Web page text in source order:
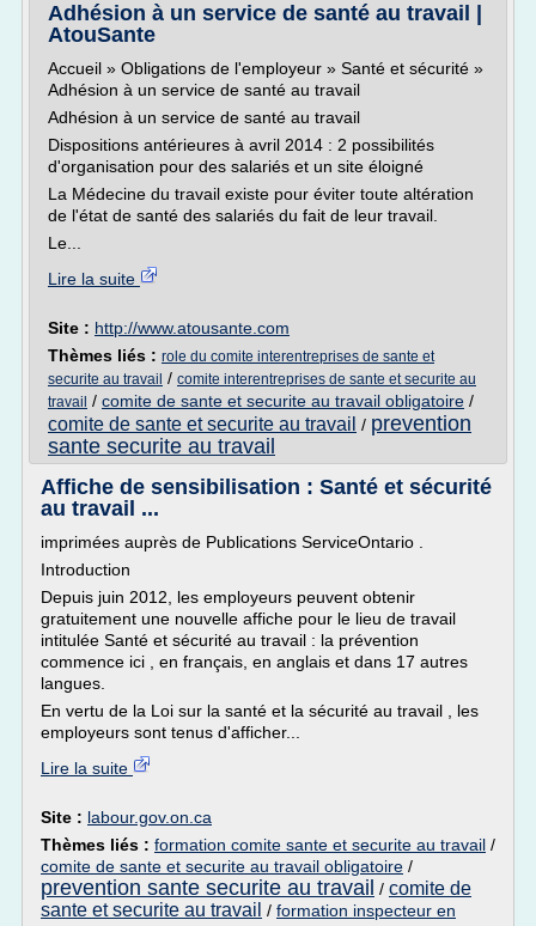
Adhésion à un service de santé au travail |
AtouSante
Accueil » Obligations de l'employeur » Santé et sécurité »
Adhésion à un service de santé au travail
Adhésion à un service de santé au travail
Dispositions antérieures à avril 2014 : 2 possibilités
d'organisation pour des salariés et un site éloigné
La Médecine du travail existe pour éviter toute altération
de l'état de santé des salariés du fait de leur travail.
Le...
Lire la suite
Site : http://www.atousante.com
Thèmes liés : role du comite interentreprises de sante et
securite au travail / comite interentreprises de sante et securite au
travail / comite de sante et securite au travail obligatoire /
comite de sante et securite au travail / prevention
sante securite au travail
Affiche de sensibilisation : Santé et sécurité
au travail ...
imprimées auprès de Publications ServiceOntario .
Introduction
Depuis juin 2012, les employeurs peuvent obtenir
gratuitement une nouvelle affiche pour le lieu de travail
intitulée Santé et sécurité au travail : la prévention
commence ici , en français, en anglais et dans 17 autres
langues.
En vertu de la Loi sur la santé et la sécurité au travail , les
employeurs sont tenus d'afficher...
Lire la suite
Site : labour.gov.on.ca
Thèmes liés : formation comite sante et securite au travail /
comite de sante et securite au travail obligatoire /
prevention sante securite au travail / comite de
sante et securite au travail / formation inspecteur en